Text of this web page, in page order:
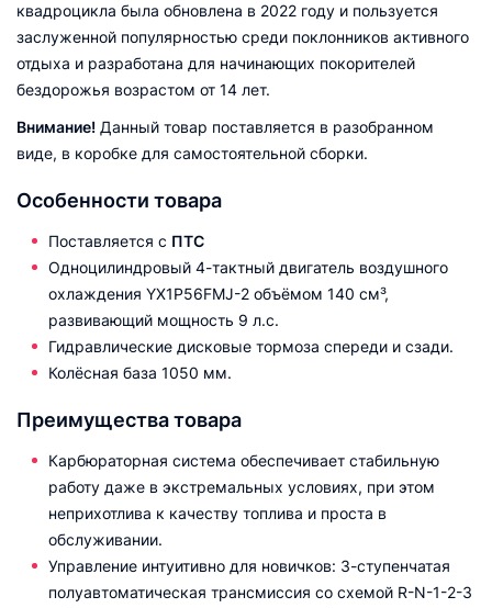
квадроцикла была обновлена в 2022 году и пользуется
заслуженной популярностью среди поклонников активного
отдыха и разработана для начинающих покорителей
бездорожья возрастом от 14 лет.
Внимание! Данный товар поставляется в разобранном
виде, в коробке для самостоятельной сборки.
Особенности товара
Поставляется с ПТС
Одноцилиндровый 4-тактный двигатель воздушного
охлаждения YX1P56FMJ-2 объёмом 140 см³,
развивающий мощность 9 л.с.
Гидравлические дисковые тормоза спереди и сзади.
Колёсная база 1050 мм.
Преимущества товара
Карбюраторная система обеспечивает стабильную
работу даже в экстремальных условиях, при этом
неприхотлива к качеству топлива и проста в
обслуживании.
Управление интуитивно для новичков: 3-ступенчатая
полуавтоматическая трансмиссия со схемой R-N-1-2-3